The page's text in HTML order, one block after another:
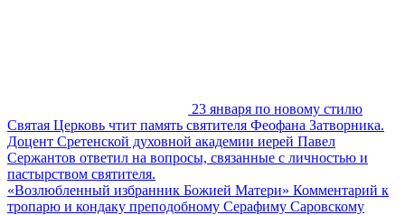
23 января по новому стилю
Святая Церковь чтит память святителя Феофана Затворника.
Доцент Сретенской духовной академии иерей Павел
Сержантов ответил на вопросы, связанные с личностью и
пастырством святителя.
«Возлюбленный избранник Божией Матери» Комментарий к
тропарю и кондаку преподобному Серафиму Саровскому